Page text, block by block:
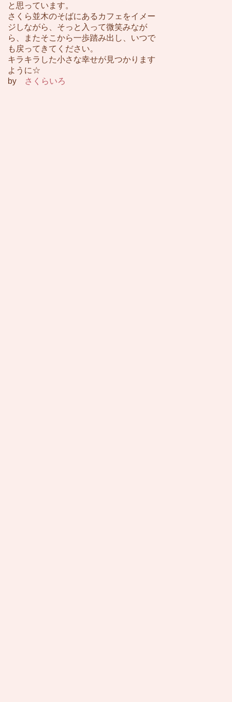
と思っています。
さくら並木のそばにあるカフェをイメー
ジしながら、そっと入って微笑みなが
ら、またそこから一歩踏み出し、いつで
も戻ってきてください。
キラキラした小さな幸せが見つかります
ように☆
by
さくらいろ